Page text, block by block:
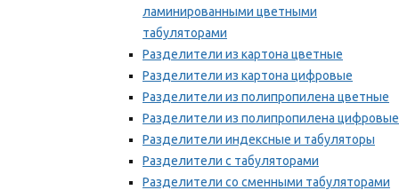
ламинированными цветными
табуляторами
Разделители из картона цветные
Разделители из картона цифровые
Разделители из полипропилена цветные
Разделители из полипропилена цифровые
Разделители индексные и табуляторы
Разделители с табуляторами
Разделители со сменными табуляторами